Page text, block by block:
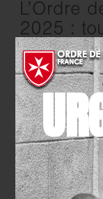
L’Ordre
2025 :
retrouver
d’Activité